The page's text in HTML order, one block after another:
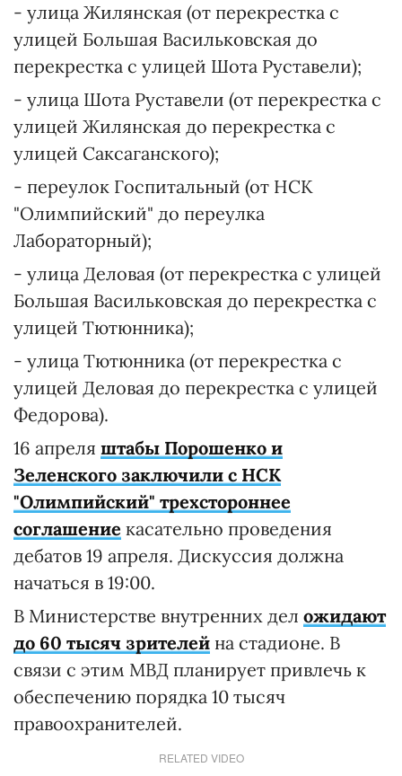
- улица Жилянская (от перекрестка с
улицей Большая Васильковская до
перекрестка с улицей Шота Руставели);
- улица Шота Руставели (от перекрестка с
улицей Жилянская до перекрестка с
улицей Саксаганского);
- переулок Госпитальный (от НСК
"Олимпийский" до переулка
Лабораторный);
- улица Деловая (от перекрестка с улицей
Большая Васильковская до перекрестка с
улицей Тютюнника);
- улица Тютюнника (от перекрестка с
улицей Деловая до перекрестка с улицей
Федорова).
16 апреля штабы Порошенко и
Зеленского заключили с НСК
"Олимпийский" трехстороннее
соглашение касательно проведения
дебатов 19 апреля. Дискуссия должна
начаться в 19:00.
В Министерстве внутренних дел ожидают
до 60 тысяч зрителей на стадионе. В
связи с этим МВД планирует привлечь к
обеспечению порядка 10 тысяч
правоохранителей.
RELATED VIDEO